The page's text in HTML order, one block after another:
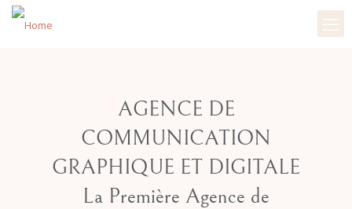
AGENCE DE
COMMUNICATION
GRAPHIQUE ET DIGITALE
La Première Agence de